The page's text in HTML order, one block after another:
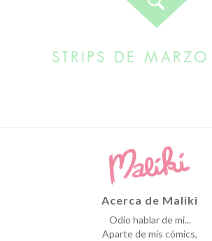
STRIPS DE
Acerca de Maliki
Odio hablar de mi...
Aparte de mis cómics,